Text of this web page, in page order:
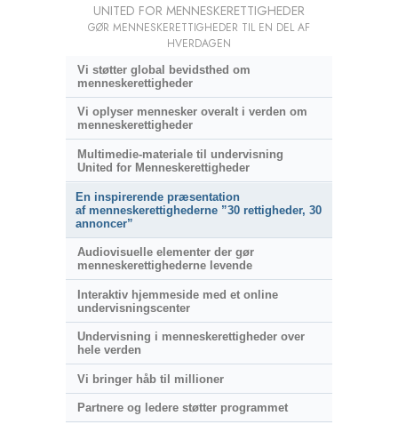
UNITED FOR MENNESKERETTIGHEDER
GØR MENNESKERETTIGHEDER TIL EN DEL AF
HVERDAGEN
Vi støtter global bevidsthed om
menneskerettigheder
Vi oplyser mennesker overalt i verden om
menneskerettigheder
Multimedie-materiale til undervisning
United for Menneskerettigheder
En inspirerende præsentation
af menneskerettighederne ”30 rettigheder, 30
annoncer”
Audiovisuelle elementer der gør
menneskerettighederne levende
Interaktiv hjemmeside med et online
undervisningscenter
Undervisning i menneskerettigheder over
hele verden
Vi bringer håb til millioner
Partnere og ledere støtter programmet